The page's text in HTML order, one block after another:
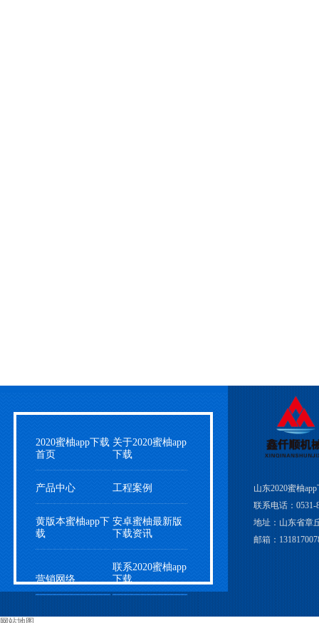
2020蜜柚app下载
首页
关于2020蜜柚app
下载
产品中心 工程案例
黄版本蜜柚app下
载
安卓蜜柚最新版
下载资讯
营销网络
联系2020蜜柚app
下载
山东2020蜜柚
联系电话：0531-
地址：山东省章
邮箱：